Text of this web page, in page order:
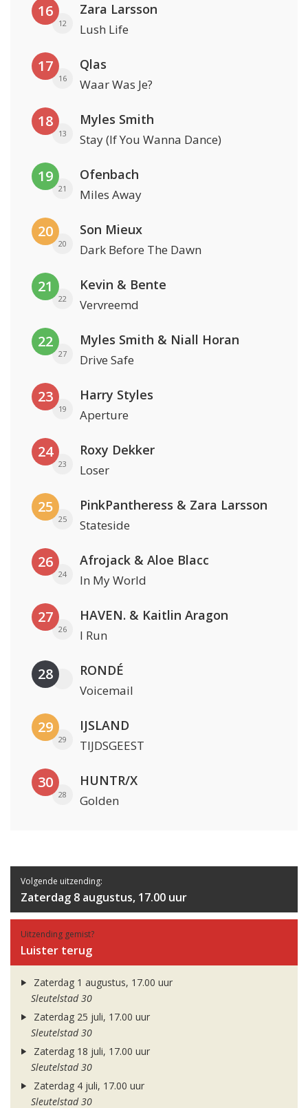
16
12
Zara Larsson
Lush Life
17
16
Qlas
Waar Was Je?
18
13
Myles Smith
Stay (If You Wanna Dance)
19
21
Ofenbach
Miles Away
20
20
Son Mieux
Dark Before The Dawn
21
22
Kevin & Bente
Vervreemd
22
27
Myles Smith & Niall Horan
Drive Safe
23
19
Harry Styles
Aperture
24
23
Roxy Dekker
Loser
25
25
PinkPantheress & Zara Larsson
Stateside
26
24
Afrojack & Aloe Blacc
In My World
27
26
HAVEN. & Kaitlin Aragon
I Run
28 RONDÉ
Voicemail
29
29
IJSLAND
TIJDSGEEST
30
28
HUNTR/X
Golden
Volgende uitzending:
Zaterdag 8 augustus, 17.00 uur
Uitzending gemist?
Luister terug
Zaterdag 1 augustus, 17.00 uur
Sleutelstad 30
Zaterdag 25 juli, 17.00 uur
Sleutelstad 30
Zaterdag 18 juli, 17.00 uur
Sleutelstad 30
Zaterdag 4 juli, 17.00 uur
Sleutelstad 30